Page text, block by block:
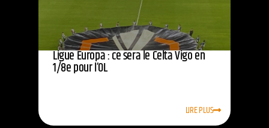
Ligue Europa : ce sera le Celta Vigo en
1/8e pour l’OL
LIRE PLUS